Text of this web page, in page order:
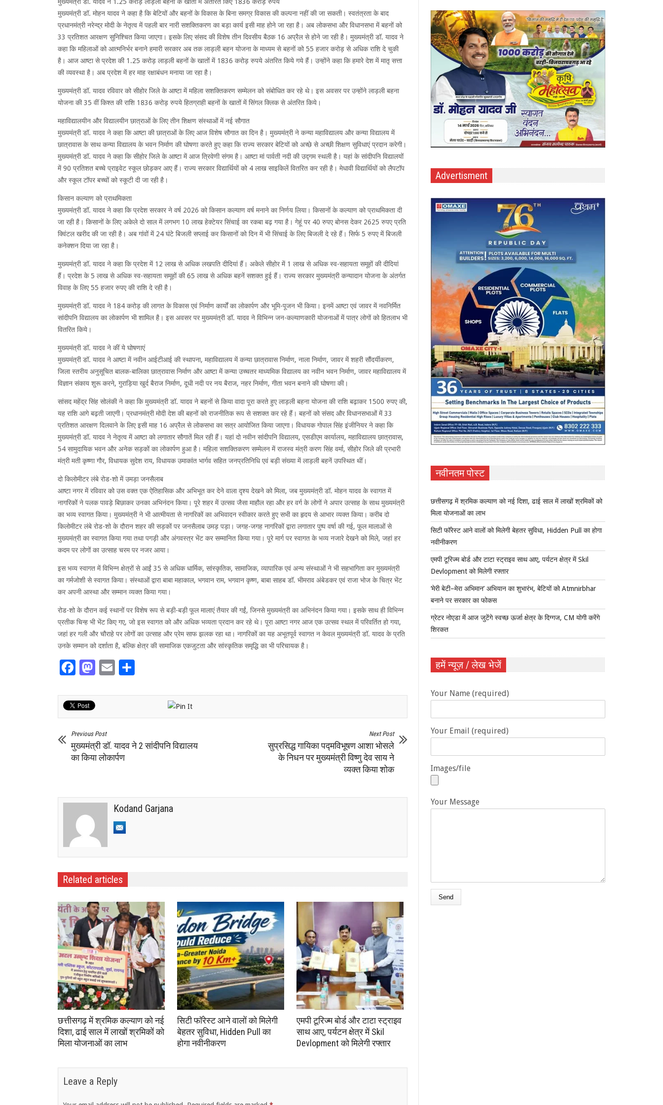
मुख्यमंत्री डॉ. मोहन यादव ने कहा है कि बेटियों और बहनों के विकास के बिना समग्र विकास की कल्पना नहीं की जा सकती। स्वतंत्रता के बाद
प्रधानमंत्री नरेन्द्र मोदी के नेतृत्व में पहली बार नारी सशक्तिकरण का बड़ा कार्य इसी माह होने जा रहा है। अब लोकसभा और विधानसभा में बहनों को
33 प्रतिशत आरक्षण सुनिश्चित किया जाएगा। इसके लिए संसद की विशेष तीन दिवसीय बैठक 16 अप्रैल से होने जा रही है। मुख्यमंत्री डॉ. यादव ने
कहा कि महिलाओं को आत्मनिर्भर बनाने हमारी सरकार अब तक लाड़ली बहन योजना के माध्यम से बहनों को 55 हजार करोड़ से अधिक राशि दे चुकी
है। आज आष्टा से प्रदेश की 1.25 करोड़ लाड़ली बहनों के खातों में 1836 करोड़ रुपये अंतरित किये गये हैं। उन्होंने कहा कि हमारे देश में मातृ सत्ता
की व्यवस्था है। अब प्रदेश में हर माह रक्षाबंधन मनाया जा रहा है।
मुख्यमंत्री डॉ. यादव रविवार को सीहोर जिले के आष्टा में महिला सशक्तिकरण सम्मेलन को संबोधित कर रहे थे। इस अवसर पर उन्होंने लाड़ली बहना
योजना की 35 वीं किश्त की राशि 1836 करोड़ रुपये हितग्राही बहनों के खातों में सिंगल क्लिक से अंतरित किये।
महाविद्यालयीन और विद्यालयीन छात्राओं के लिए तीन शिक्षण संस्थाओं में नई सौगात
मुख्यमंत्री डॉ. यादव ने कहा कि आष्टा की छात्राओं के लिए आज विशेष सौगात का दिन है। मुख्यमंत्री ने कन्या महाविद्यालय और कन्या विद्यालय में
छात्रावास के साथ कन्या विद्यालय के भवन निर्माण की घोषणा करते हुए कहा कि राज्य सरकार बेटियों को अच्छे से अच्छी शिक्षण सुविधाएं प्रदान करेगी।
मुख्यमंत्री डॉ. यादव ने कहा कि सीहोर जिले के आष्टा में आज त्रिवेणी संगम है। आष्टा मां पार्वती नदी की उद्गम स्थली है। यहां के सांदीपनि विद्यालयों
में 90 प्रतिशत बच्चे प्राइवेट स्कूल छोड़कर आए हैं। राज्य सरकार विद्यार्थियों को 4 लाख साइकिलें वितरित कर रही है। मेधावी विद्यार्थियों को लैपटॉप
और स्कूल टॉपर बच्चों को स्कूटी दी जा रही है।
किसान कल्याण को प्राथमिकता
मुख्यमंत्री डॉ. यादव ने कहा कि प्रदेश सरकार ने वर्ष 2026 को किसान कल्याण वर्ष मनाने का निर्णय लिया। किसानों के कल्याण को प्राथमिकता दी
जा रही है। किसानों के लिए अकेले दो साल में लगभग 10 लाख हेक्टेयर सिंचाई का रकबा बढ़ गया है। गेहूं पर 40 रुपए बोनस देकर 2625 रुपए प्रति
क्विंटल खरीद की जा रही है। अब गांवों में 24 घंटे बिजली सप्लाई कर किसानों को दिन में भी सिंचाई के लिए बिजली दे रहे हैं। सिर्फ 5 रुपए में बिजली
कनेक्शन दिया जा रहा है।
मुख्यमंत्री डॉ. यादव ने कहा कि प्रदेश में 12 लाख से अधिक लखपति दीदियां हैं। अकेले सीहोर में 1 लाख से अधिक स्व-सहायता समूहों की दीदियां
हैं। प्रदेश के 5 लाख से अधिक स्व-सहायता समूहों की 65 लाख से अधिक बहनें सशक्त हुई हैं। राज्य सरकार मुख्यमंत्री कन्यादान योजना के अंतर्गत
विवाह के लिए 55 हजार रुपए की राशि दे रही है।
मुख्यमंत्री डॉ. यादव ने 184 करोड़ की लागत के विकास एवं निर्माण कार्यों का लोकार्पण और भूमि-पूजन भी किया। इनमें आष्टा एवं जावर में नवनिर्मित
सांदीपनि विद्यालय का लोकार्पण भी शामिल है। इस अवसर पर मुख्यमंत्री डॉ. यादव ने विभिन्न जन-कल्याणकारी योजनाओं में पात्र लोगों को हितलाभ भी
वितरित किये।
मुख्यमंत्री डॉ. यादव ने कीं ये घोषणाएं
मुख्यमंत्री डॉ. यादव ने आष्टा में नवीन आईटीआई की स्थापना, महाविद्यालय में कन्या छात्रावास निर्माण, नाला निर्माण, जावर में शहरी सौंदर्यीकरण,
जिला स्तरीय अनुसूचित बालक-बालिका छात्रावास निर्माण और आष्टा में कन्या उच्चतर माध्यमिक विद्यालय का नवीन भवन निर्माण, जावर महाविद्यालय में
विज्ञान संकाय शुरू करने, गुराड़िया खुर्द बैराज निर्माण, दूधी नदी पर नय बैराज, नहर निर्माण, गीता भवन बनाने की घोषणा की।
सांसद महेंद्र सिंह सोलंकी ने कहा कि मुख्यमंत्री डॉ. यादव ने बहनों से किया वादा पूरा करते हुए लाड़ली बहना योजना की राशि बढ़ाकर 1500 रुपए की,
यह राशि आगे बढ़ती जाएगी। प्रधानमंत्री मोदी देश की बहनों को राजनीतिक रूप से सशक्त कर रहे हैं। बहनों को संसद और विधानसभाओं में 33
प्रतिशत आरक्षण दिलवाने के लिए इसी माह 16 अप्रैल से लोकसभा का सत्र आयोजित किया जाएगा। विधायक गोपाल सिंह इंजीनियर ने कहा कि
मुख्यमंत्री डॉ. यादव ने नेतृत्व में आष्टा को लगातार सौगातें मिल रही हैं। यहां दो नवीन सांदीपनि विद्यालय, एसडीएम कार्यालय, महाविद्यालय छात्रावास,
54 सामुदायिक भवन और अनेक सड़कों का लोकार्पण हुआ है। महिला सशक्तिकरण सम्मेलन में राजस्व मंत्री करण सिंह वर्मा, सीहोर जिले की प्रभारी
मंत्री मती कृष्णा गौर, विधायक सुदेश राय, विधायक उमाकांत भार्गव सहित जनप्रतिनिधि एवं बड़ी संख्या में लाड़ली बहनें उपस्थित थीं।
दो किलोमीटर लंबे रोड-शो में उमड़ा जनसैलाब
आष्टा नगर में रविवार को उस वक्त एक ऐतिहासिक और अभिभूत कर देने वाला दृश्य देखने को मिला, जब मुख्यमंत्री डॉ. मोहन यादव के स्वागत में
नागरिकों ने पलक पावड़े बिछाकर उनका अभिनंदन किया। पूरे शहर में उत्सव जैसा माहौल रहा और हर वर्ग के लोगों ने अपार उत्साह के साथ मुख्यमंत्री
का भव्य स्वागत किया। मुख्यमंत्री ने भी आत्मीयता से नागरिकों का अभिवादन स्वीकार करते हुए सभी का हृदय से आभार व्यक्त किया। करीब दो
किलोमीटर लंबे रोड-शो के दौरान शहर की सड़कों पर जनसैलाब उमड़ पड़ा। जगह-जगह नागरिकों द्वारा लगातार पुष्प वर्षा की गई, फूल मालाओं से
मुख्यमंत्री का स्वागत किया गया तथा पगड़ी और अंगवस्त्र भेंट कर सम्मानित किया गया। पूरे मार्ग पर स्वागत के भव्य नजारे देखने को मिले, जहां हर
कदम पर लोगों का उत्साह चरम पर नजर आया।
इस भव्य स्वागत में विभिन्न क्षेत्रों से आईं 35 से अधिक धार्मिक, सांस्कृतिक, सामाजिक, व्यापारिक एवं अन्य संस्थाओं ने भी सहभागिता कर मुख्यमंत्री
का गर्मजोशी से स्वागत किया। संस्थाओं द्वारा बाबा महाकाल, भगवान राम, भगवान कृष्ण, बाबा साहब डॉ. भीमराव अंबेडकर एवं राजा भोज के चित्र भेंट
कर अपनी आस्था और सम्मान व्यक्त किया गया।
रोड-शो के दौरान कई स्थानों पर विशेष रूप से बड़ी-बड़ी फूल मालाएं तैयार की गईं, जिनसे मुख्यमंत्री का अभिनंदन किया गया। इसके साथ ही विभिन्न
प्रतीक चिन्ह भी भेंट किए गए, जो इस स्वागत को और अधिक भव्यता प्रदान कर रहे थे। पूरा आष्टा नगर आज एक उत्सव स्थल में परिवर्तित हो गया,
जहां हर गली और चौराहे पर लोगों का उत्साह और प्रेम साफ झलक रहा था। नागरिकों का यह अभूतपूर्व स्वागत न केवल मुख्यमंत्री डॉ. यादव के प्रति
उनके सम्मान को दर्शाता है, बल्कि क्षेत्र की सामाजिक एकजुटता और सांस्कृतिक समृद्धि का भी परिचायक है।
Facebook
Mastodon
Email
Previous Post
मुख्यमंत्री डॉ. यादव ने 2 सांदीपनि विद्यालय
का किया लोकार्पण
Next Post
सुप्रसिद्ध गायिका पद्मविभूषण आशा भोसले
के निधन पर मुख्यमंत्री विष्णु देव साय ने
व्यक्त किया शोक
Kodand Garjana
Related articles
छत्तीसगढ़ में श्रमिक कल्याण को नई
दिशा, ढाई साल में लाखों श्रमिकों को
मिला योजनाओं का लाभ
सिटी फॉरेस्ट आने वालों को मिलेगी
बेहतर सुविधा, Hidden Pull का
होगा नवीनीकरण
एमपी टूरिज्म बोर्ड और टाटा स्ट्राइव
साथ आए, पर्यटन क्षेत्र में Skil
Devlopment को मिलेगी रफ्तार
Leave a Reply
Advertisment
नवीनतम पोस्ट
छत्तीसगढ़ में श्रमिक कल्याण को नई दिशा, ढाई साल में लाखों श्रमिकों को
मिला योजनाओं का लाभ
सिटी फॉरेस्ट आने वालों को मिलेगी बेहतर सुविधा, Hidden Pull का होगा
नवीनीकरण
एमपी टूरिज्म बोर्ड और टाटा स्ट्राइव साथ आए, पर्यटन क्षेत्र में Skil
Devlopment को मिलेगी रफ्तार
‘मेरी बेटी–मेरा अभिमान’ अभियान का शुभारंभ, बेटियों को Atmnirbhar
बनाने पर सरकार का फोकस
ग्रेटर नोएडा में आज जुटेंगे स्वच्छ ऊर्जा क्षेत्र के दिग्गज, CM योगी करेंगे
शिरकत
हमें न्यूज़ / लेख भेजें
Your Name (required)
Your Email (required)
Images/file
Your Message